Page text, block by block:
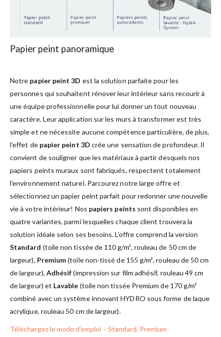
Papier peint panoramique
Notre papier peint 3D est la solution parfaite pour les
personnes qui souhaitent rénover leur intérieur sans recourir à
une équipe professionnelle pour lui donner un tout nouveau
caractère. Leur application sur les murs à transformer est très
simple et ne nécessite aucune compétence particulière, de plus,
l’effet de papier peint 3D crée une sensation de profondeur. Il
convient de souligner que les matériaux à partir desquels nos
papiers peints muraux sont fabriqués, respectent totalement
l’environnement naturel. Parcourez notre large offre et
sélectionnez un papier peint parfait pour redonner une nouvelle
vie à votre intérieur! Nos papiers peints sont disponibles en
quatre variantes, parmi lesquelles chaque client trouvera la
solution idéale selon ses besoins. L’offre comprend la version
Standard (toile non tissée de 110 g/m², rouleau de 50 cm de
largeur), Premium(toile non-tissé de 155 g/m², rouleau de 50 cm
de largeur), Adhésif(impression sur film adhésif, rouleau 49 cm
de largeur) et Lavable (toile non tissée Premium de 170 g/m²
combiné avec un système innovant HYDRO sous forme de laque
acrylique, rouleau 50 cm de largeur).
Téléchargez le mode d’emploi – Standard, Premium